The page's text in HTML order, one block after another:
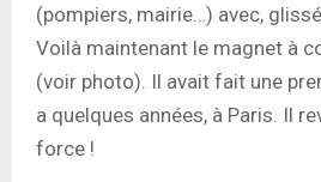
(pompiers, mairie…) avec,
Voilà maintenant le magnet à
(voir photo). Il avait fait une
a quelques années, à Paris. Il
force !